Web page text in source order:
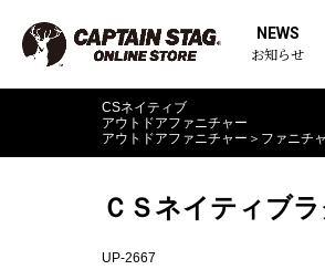
NEWS
お知らせ
CSネイティブ
アウトドアファニチャー
アウトドアファニチャー ＞ ファニチ
ＣＳネイティブ
UP-2667